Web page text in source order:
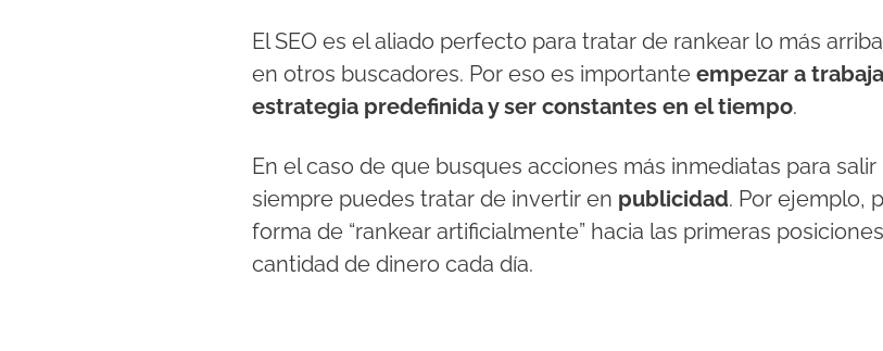
El SEO es el aliado perfecto para tratar de rankear lo más
en otros buscadores. Por eso es importante empezar a
estrategia predefinida y ser constantes en el tiempo.
En el caso de que busques acciones más inmediatas para
siempre puedes tratar de invertir en publicidad. Por ejemplo,
forma de “rankear artificialmente” hacia las primeras
cantidad de dinero cada día.